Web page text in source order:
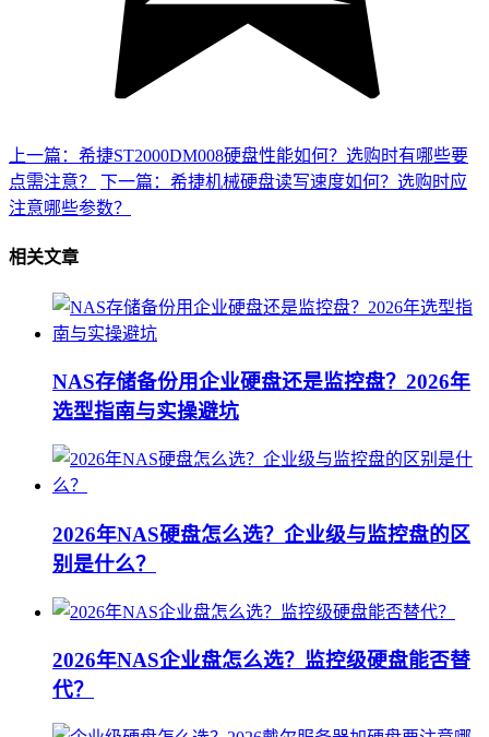
上一篇：希捷ST2000DM008硬盘性能如何？选购时有哪些要
点需注意？
下一篇：希捷机械硬盘读写速度如何？选购时应
注意哪些参数？
相关文章
NAS存储备份用企业硬盘还是监控盘？2026年
选型指南与实操避坑
2026年NAS硬盘怎么选？企业级与监控盘的区
别是什么？
2026年NAS企业盘怎么选？监控级硬盘能否替
代？